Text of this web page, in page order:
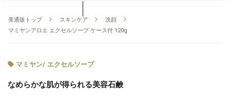
美通販トップ スキンケア
洗顔
マミヤンアロエ エクセルソープ ケース付 120g
マミヤン/ エクセルソープ
なめらかな肌が得られる美容石鹸